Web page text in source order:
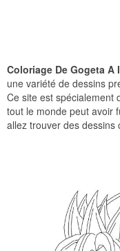
Coloriage De Gogeta A
une variété de dessins
Ce site est spécialement
tout le monde peut avoir
allez trouver des